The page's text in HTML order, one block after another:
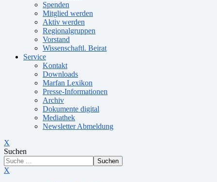
Spenden
Mitglied werden
Aktiv werden
Regionalgruppen
Vorstand
Wissenschaftl. Beirat
Service
Kontakt
Downloads
Marfan Lexikon
Presse-Informationen
Archiv
Dokumente digital
Mediathek
Newsletter Abmeldung
X
Suchen
Suchen
X